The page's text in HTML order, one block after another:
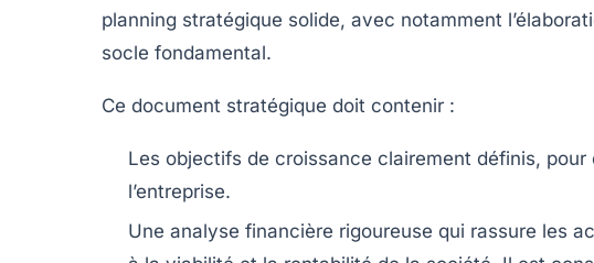
planning stratégique solide, avec notamment
socle fondamental.
Ce document stratégique doit contenir :
Les objectifs de croissance clairement définis,
l’entreprise.
Une analyse financière rigoureuse qui rassure les